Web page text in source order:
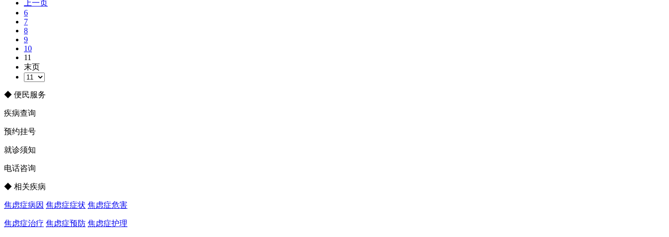
上一页
6
7
8
9
10
11
末页
◆ 便民服务
疾病查询
预约挂号
就诊须知
电话咨询
◆ 相关疾病
焦虑症病因 焦虑症症状 焦虑症危害
焦虑症治疗 焦虑症预防 焦虑症护理